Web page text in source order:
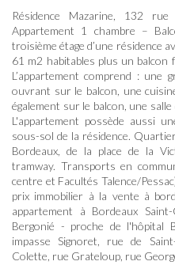
Résidence Mazarine, 132
Appartement 1 chambre –
troisième étage d’une résidence
61 m2 habitables plus un balcon
L’appartement comprend : une
ouvrant sur le balcon, une
également sur le balcon, une
L'appartement possède aussi
sous-sol de la résidence.
Bordeaux, de la place de la
tramway. Transports en
centre et Facultés Talence/
prix immobilier à la vente à
appartement à Bordeaux
Bergonié - proche de l'hôpital
impasse Signoret, rue de
Colette, rue Grateloup, rue